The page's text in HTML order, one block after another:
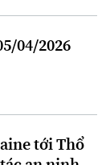
04/2026
tới Thổ